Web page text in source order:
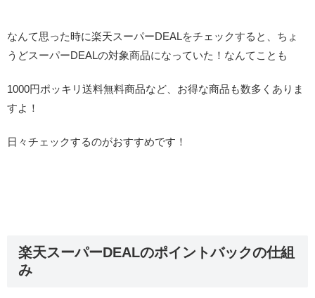
なんて思った時に楽天スーパーDEALをチェックすると、ちょ
うどスーパーDEALの対象商品になっていた！なんてことも
1000円ポッキリ送料無料商品など、お得な商品も数多くありま
すよ！
日々チェックするのがおすすめです！
楽天スーパーDEALのポイントバックの仕組
み